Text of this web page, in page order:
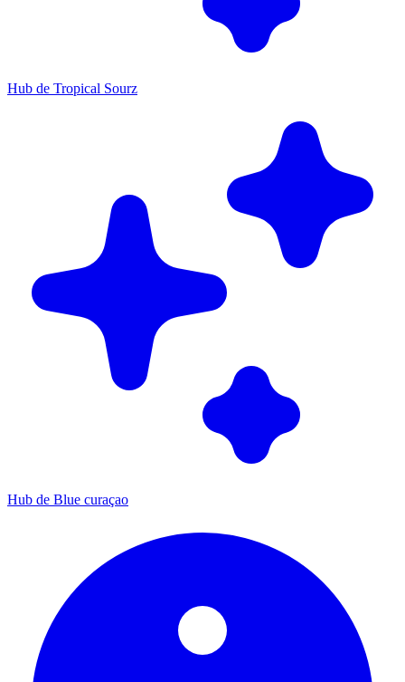
Hub de Tropical Sourz
Hub de Blue curaçao